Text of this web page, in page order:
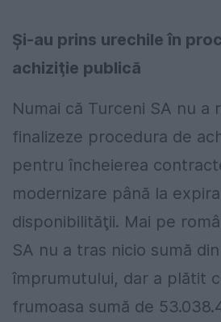
Şi-au prins urechile în
achiziţie publică
Numai că Turceni SA nu a
finalizeze procedura de
pentru încheierea
modernizare până la
disponibilităţii. Mai pe
SA nu a tras nicio sumă
împrumutului, dar a plătit
frumoasa sumă de